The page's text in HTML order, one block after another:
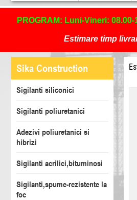
PROGRAM: Luni-Vineri: 08.00-
Estimare timp
Sika Construction
Sigilanti siliconici
Sigilanti poliuretanici
Adezivi poliuretanici si
hibrizi
Sigilanti acrilici,bituminosi
Sigilanti,spume-rezistente la
foc